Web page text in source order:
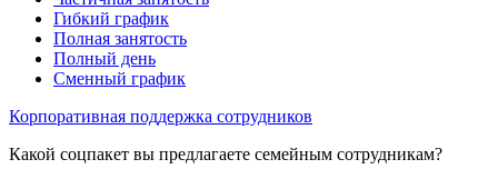
Гибкий график
Полная занятость
Полный день
Сменный график
Корпоративная поддержка сотрудников
Какой соцпакет вы предлагаете семейным сотрудникам?